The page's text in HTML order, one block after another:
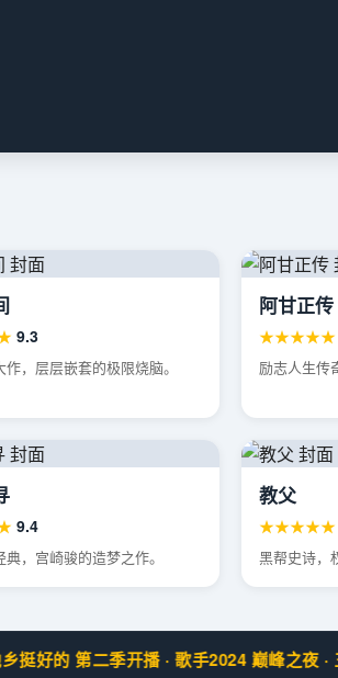
9.3
，层层嵌套的极限烧脑。
阿甘正传
★★★★★
励志人生传
9.4
，宫崎骏的造梦之作。
教父
★★★★★
黑帮史诗，
好的 第二季开播 · 歌手2024 巅峰之夜